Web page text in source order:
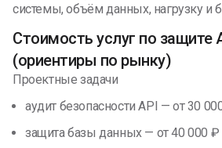
системы, объём данных, нагрузку и
Стоимость услуг по защите
(ориентиры по рынку)
Проектные задачи
аудит безопасности API — от 30
защита базы данных — от 40 000 ₽